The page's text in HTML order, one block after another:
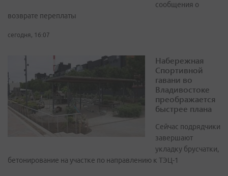
сообщения о
возврате переплаты
сегодня, 16:07
Набережная
Спортивной
гавани во
Владивостоке
преображается
быстрее плана
Сейчас подрядчики
завершают
укладку брусчатки,
бетонирование на участке по направлению к ТЭЦ-1